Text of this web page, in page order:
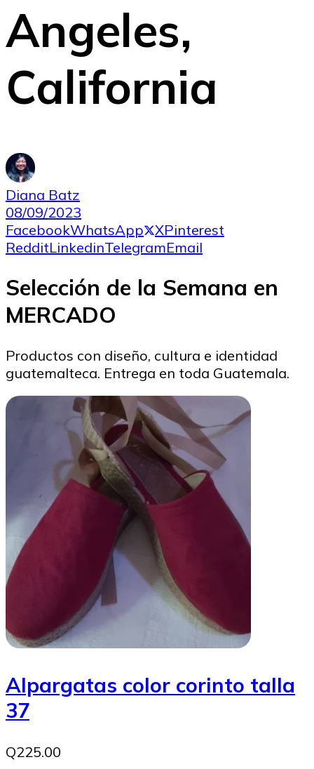
Angeles,
California
Diana Batz
08/09/2023
FacebookWhatsApp XPinterest
RedditLinkedinTelegramEmail
Selección de la Semana en
MERCADO
Productos con diseño, cultura e identidad
guatemalteca. Entrega en toda Guatemala.
Alpargatas color corinto talla
37
Q225.00